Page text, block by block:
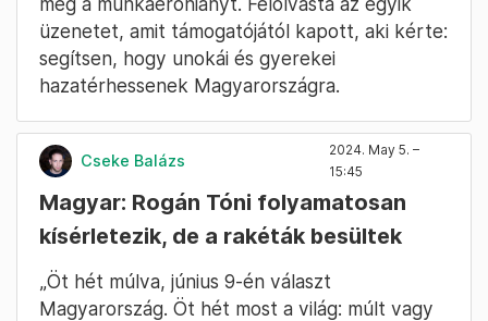
üzenetet, amit támogatójától kapott, aki kérte:
segítsen, hogy unokái és gyerekei
hazatérhessenek Magyarországra.
Cseke Balázs
2024. May 5. –
15:45
Magyar: Rogán Tóni folyamatosan
kísérletezik, de a rakéták besültek
„Öt hét múlva, június 9-én választ
Magyarország. Öt hét most a világ: múlt vagy